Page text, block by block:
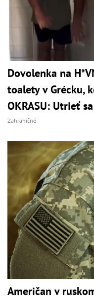
Dovolenka na
toalety v Grécku,
OKRASU: Utrieť
Zahraničné
Američan v